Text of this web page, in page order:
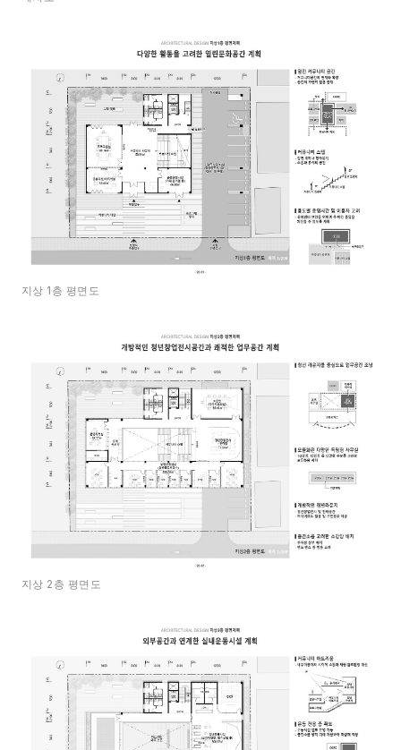
지상 1층 평면도
지상 2층 평면도